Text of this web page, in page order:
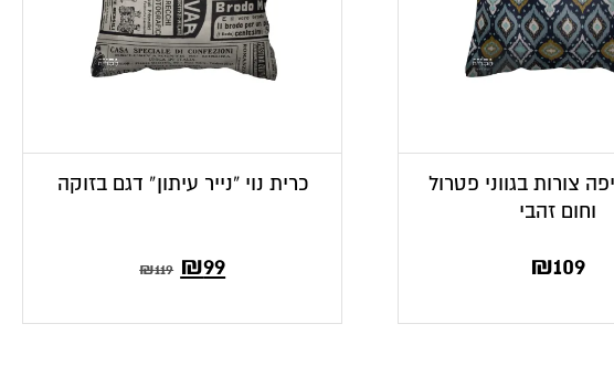
צורות בגווני פטרול
וחום זהבי
₪109
כרית נוי “נייר עיתון” דגם בזוקה
₪119 ₪99